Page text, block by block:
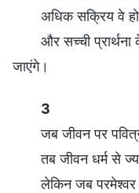
अधिक सक्रिय वे
और सच्ची
जाएंगे।
3
जब जीवन पर
तब जीवन धर्म से
लेकिन जब